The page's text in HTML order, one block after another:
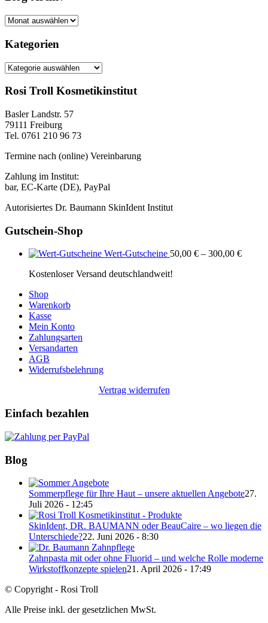
Blog-
Kategorien
Kategorien
Rosi Troll Kosmetikinstitut
Basler Landstr. 57
79111 Freiburg
Tel. 0761 210 96 73
Termine nach (online) Vereinbarung
Zahlung im Institut:
bar, EC-Karte (DE), PayPal
Autorisiertes Dr. Baumann SkinIdent Institut
Gutschein-Shop
Wert-Gutscheine 50,00 € – 300,00 €
Kostenloser Versand deutschlandweit!
Shop
Warenkorb
Kasse
Mein Konto
Zahlungsarten
Versandarten
AGB
Widerrufsbelehrung
Vertrag widerrufen
Einfach bezahlen
Blog
Sommerpflege für Ihre Haut – unsere aktuellen Angebote27.
Juli 2026 - 12:45
SkinIdent, DR. BAUMANN oder BeauCaire – wo liegen die
Unterschiede?22. Juni 2026 - 8:30
Zahnpasta mit oder ohne Fluorid – und welche Rolle moderne
Wirkstoffkonzepte spielen21. April 2026 - 17:49
© Copyright - Rosi Troll
Alle Preise inkl. der gesetzlichen MwSt.